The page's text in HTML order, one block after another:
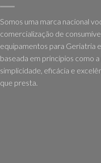
Somos uma marca nacional
comercialização de
equipamentos para Geriatria
baseada em princípios como
simplicidade, eficácia e
que presta.